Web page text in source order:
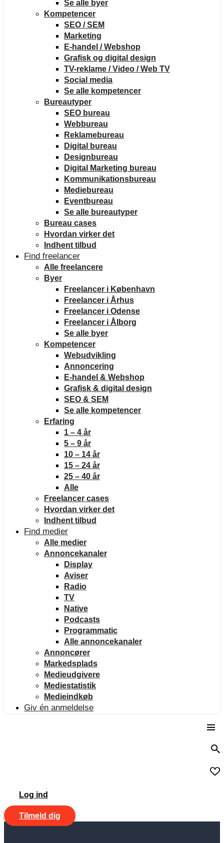
Se alle byer
Kompetencer
SEO / SEM
Marketing
E-handel / Webshop
Grafisk og digital design
TV-reklame / Video / Web TV
Social media
Se alle kompetencer
Bureautyper
SEO bureau
Webbureau
Reklamebureau
Digital bureau
Designbureau
Digital Marketing bureau
Kommunikationsbureau
Mediebureau
Eventbureau
Se alle bureautyper
Bureau cases
Hvordan virker det
Indhent tilbud
Find freelancer
Alle freelancere
Byer
Freelancer i København
Freelancer i Århus
Freelancer i Odense
Freelancer i Ålborg
Se alle byer
Kompetencer
Webudvikling
Annoncering
E-handel & Webshop
Grafisk & digital design
SEO & SEM
Se alle kompetencer
Erfaring
1 – 4 år
5 – 9 år
10 – 14 år
15 – 24 år
25 – 40 år
Alle
Freelancer cases
Hvordan virker det
Indhent tilbud
Find medier
Alle medier
Annoncekanaler
Display
Aviser
Radio
TV
Native
Podcasts
Programmatic
Alle annoncekanaler
Annoncører
Markedsplads
Medieudgivere
Mediestatistik
Medieindkøb
Giv én anmeldelse
Log ind
Tilmeld dig